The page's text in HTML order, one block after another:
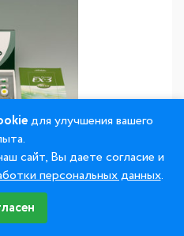
для улучшения вашего
сайт, Вы даете согласие и
персональных данных.